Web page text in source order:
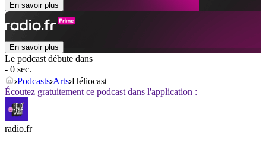
En savoir plus
En savoir plus
Le podcast débute dans
- 0 sec.
Podcasts Arts Héliocast
Écoutez gratuitement ce podcast dans l'application :
radio.fr